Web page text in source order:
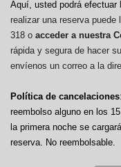
Aquí, usted podrá efectuar
realizar una reserva puede
318 o acceder a nuestra
rápida y segura de hacer
envíenos un correo a la
Política de cancelaciones
reembolso alguno en los
la primera noche se
reserva. No reembolsable.